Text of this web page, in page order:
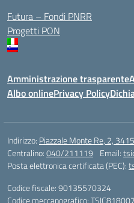
Futura – Fondi PNRR
Progetti PON
Amministrazione trasparente
Albo onlinePrivacy Policy
Indirizzo: Piazzale Monte Re, 2,
Centralino:040/211119 Email:
Posta elettronica certificata (PEC):
Codice fiscale: 90135570324
Codice meccanografico:TSIC818007